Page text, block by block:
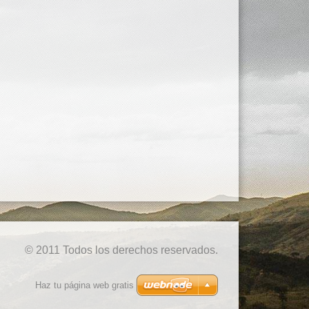
© 2011 Todos los derechos reservados.
Haz tu página web gratis